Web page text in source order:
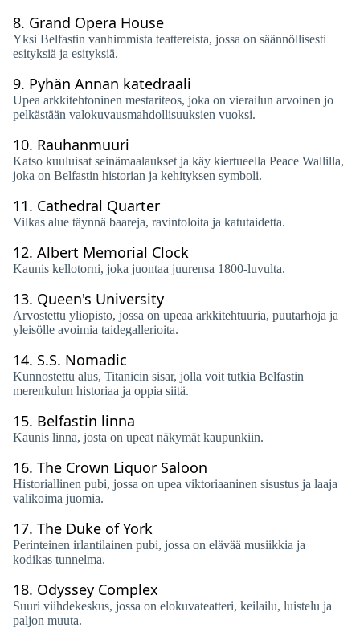
8. Grand Opera House
Yksi Belfastin vanhimmista teattereista, jossa on säännöllisesti
esityksiä ja esityksiä.
9. Pyhän Annan katedraali
Upea arkkitehtoninen mestariteos, joka on vierailun arvoinen jo
pelkästään valokuvausmahdollisuuksien vuoksi.
10. Rauhanmuuri
Katso kuuluisat seinämaalaukset ja käy kiertueella Peace Wallilla,
joka on Belfastin historian ja kehityksen symboli.
11. Cathedral Quarter
Vilkas alue täynnä baareja, ravintoloita ja katutaidetta.
12. Albert Memorial Clock
Kaunis kellotorni, joka juontaa juurensa 1800-luvulta.
13. Queen's University
Arvostettu yliopisto, jossa on upeaa arkkitehtuuria, puutarhoja ja
yleisölle avoimia taidegallerioita.
14. S.S. Nomadic
Kunnostettu alus, Titanicin sisar, jolla voit tutkia Belfastin
merenkulun historiaa ja oppia siitä.
15. Belfastin linna
Kaunis linna, josta on upeat näkymät kaupunkiin.
16. The Crown Liquor Saloon
Historiallinen pubi, jossa on upea viktoriaaninen sisustus ja laaja
valikoima juomia.
17. The Duke of York
Perinteinen irlantilainen pubi, jossa on elävää musiikkia ja
kodikas tunnelma.
18. Odyssey Complex
Suuri viihdekeskus, jossa on elokuvateatteri, keilailu, luistelu ja
paljon muuta.